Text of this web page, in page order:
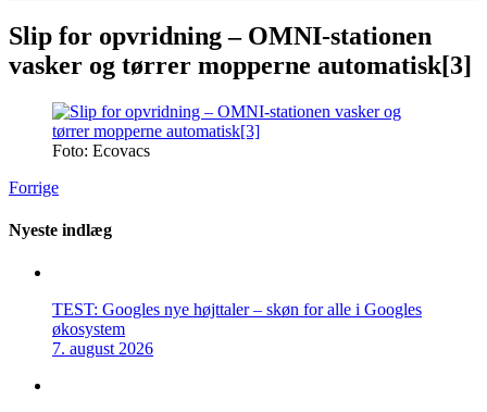
Slip for opvridning – OMNI-stationen
vasker og tørrer mopperne automatisk[3]
Foto: Ecovacs
Forrige
Nyeste indlæg
TEST: Googles nye højttaler – skøn for alle i Googles
økosystem
7. august 2026